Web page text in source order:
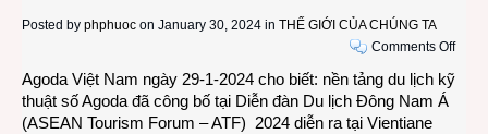
Posted by phphuoc on January 30, 2024 in THẾ GIỚI CỦA CHÚNG TA
Comments Offon
Agoda Việt Nam ngày 29-1-2024 cho biết: nền tảng du lịch kỹ
thuật số Agoda đã công bố tại Diễn đàn Du lịch Đông Nam Á
(ASEAN Tourism Forum – ATF) 2024 diễn ra tại Vientiane